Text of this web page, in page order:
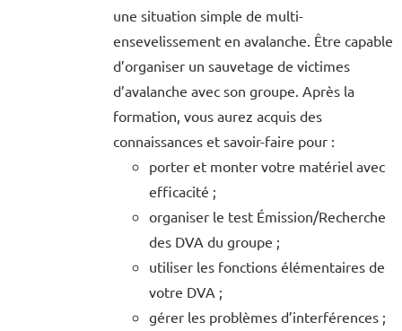
une situation simple de multi-
ensevelissement en avalanche. Être capable
d’organiser un sauvetage de victimes
d’avalanche avec son groupe. Après la
formation, vous aurez acquis des
connaissances et savoir-faire pour :
porter et monter votre matériel avec
efficacité ;
organiser le test Émission/Recherche
des DVA du groupe ;
utiliser les fonctions élémentaires de
votre DVA ;
gérer les problèmes d’interférences ;